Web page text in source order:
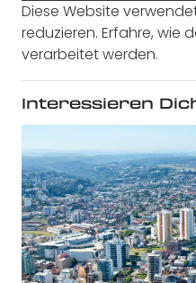
Diese Website
reduzieren. Erfahre, wie
verarbeitet werden.
Interessieren